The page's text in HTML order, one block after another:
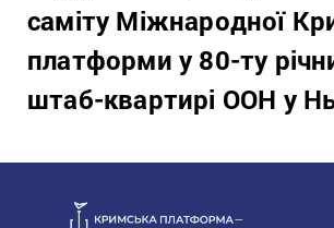
саміту Міжнародної
платформи у 80-ту
штаб-квартирі ООН у